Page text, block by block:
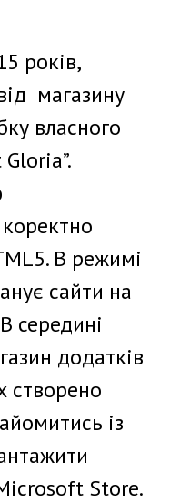
років,
магазину
власного
В режимі
сайти на
середині
додатків
створено
із
Store.